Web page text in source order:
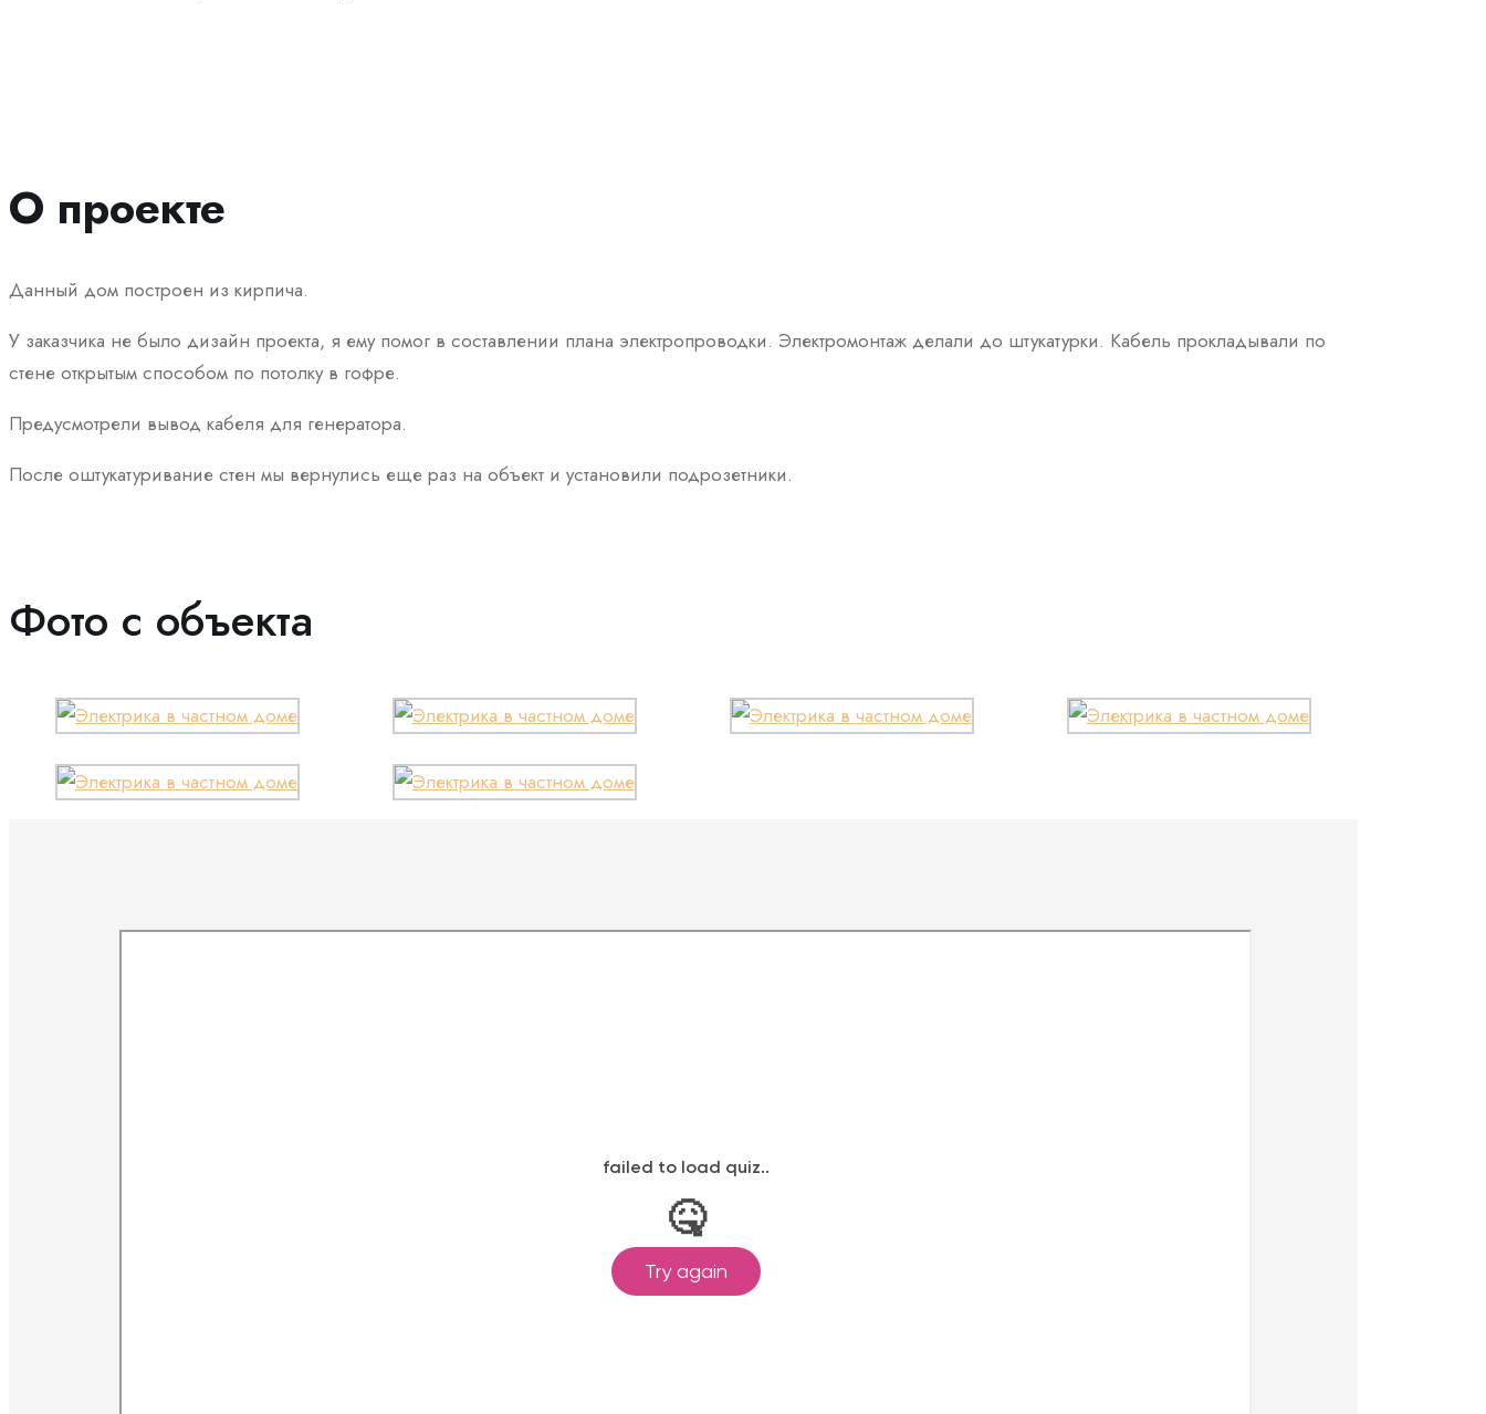
О проекте
Данный дом построен из кирпича.
У заказчика не было дизайн проекта, я ему помог в составлении плана электропроводки. Электромонтаж делали до штукатурки. Кабель прокладывали по
стене открытым способом по потолку в гофре.
Предусмотрели вывод кабеля для генератора.
После оштукатуривание стен мы вернулись еще раз на объект и установили подрозетники.
Фото с объекта